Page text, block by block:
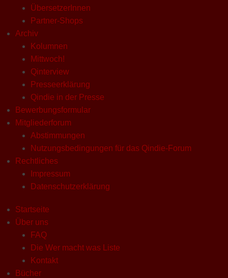
ÜbersetzerInnen
Partner-Shops
Archiv
Kolumnen
Mittwoch!
Qinterview
Presseerklärung
Qindie in der Presse
Bewerbungsformular
Mitgliederforum
Abstimmungen
Nutzungsbedingungen für das Qindie-Forum
Rechtliches
Impressum
Datenschutzerklärung
Startseite
Über uns
FAQ
Die Wer macht was Liste
Kontakt
Bücher